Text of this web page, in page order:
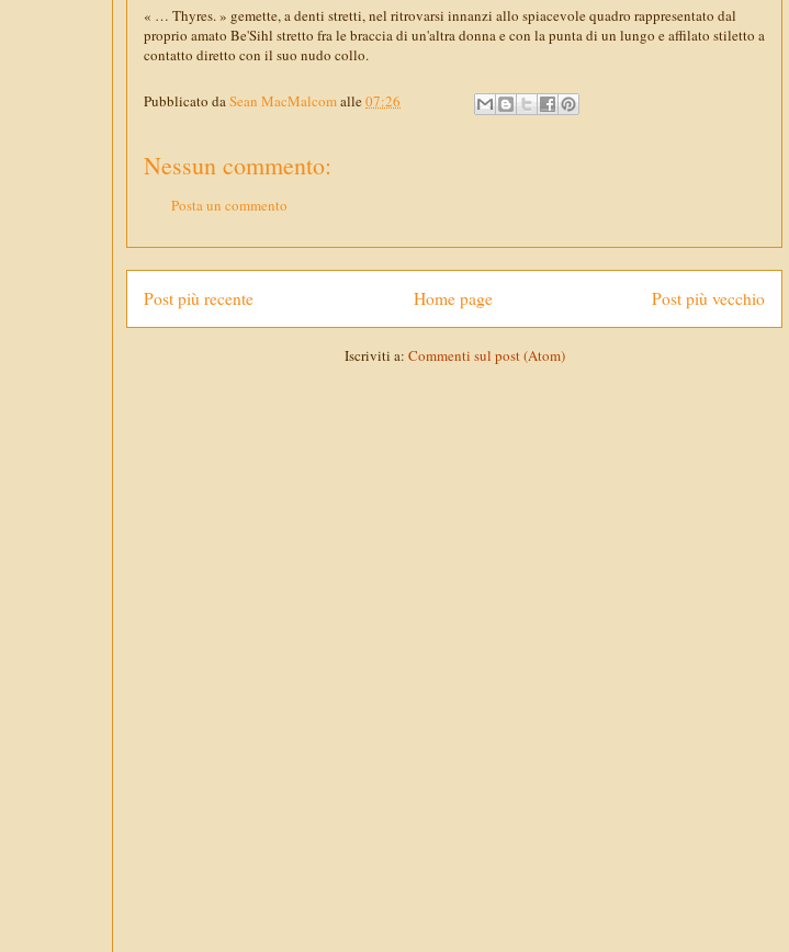
« … Thyres. » gemette, a denti stretti, nel ritrovarsi innanzi allo spiacevole quadro rappresentato dal
proprio amato Be'Sihl stretto fra le braccia di un'altra donna e con la punta di un lungo e affilato stiletto a
contatto diretto con il suo nudo collo.
Pubblicato daSean MacMalcomalle 07:26
Nessun commento:
Posta un commento
Post più recente Post più vecchio
Home page
Iscriviti a: Commenti sul post (Atom)